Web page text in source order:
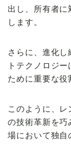
出し、所有者
します。
さらに、進化
トテクノロジ
ために重要な役
このように、
の技術革新を
場において独自